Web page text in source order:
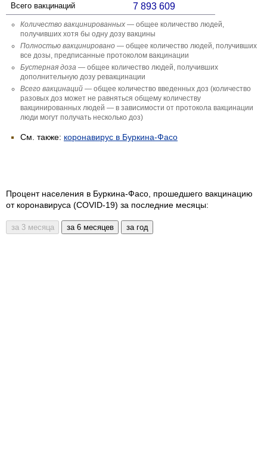
Всего вакцинаций 7 893 609
Количество вакцини­рованных — общее количество людей,
получивших хотя бы одну дозу вакцины
Полностью вакцини­ровано — общее количество людей, получивших
все дозы, предписанные протоколом вакцинации
Бустерная доза — общее количество людей, получивших
дополнительную дозу ревакцинации
Всего вакцинаций — общее количество введенных доз (количество
разовых доз может не равняться общему количеству
вакцинированных людей — в зависимости от протокола вакцинации
люди могут получать несколько доз)
См. также: коронавирус в Буркина-Фасо
Процент населения в Буркина-Фасо, прошедшего вакцинацию
от коронавируса (COVID-19) за последние месяцы: